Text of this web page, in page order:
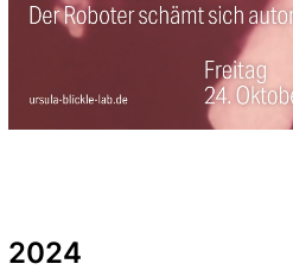
2024